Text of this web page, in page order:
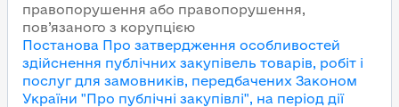
правопорушення або правопорушення,
пов’язаного з корупцією
Постанова Про затвердження особливостей
здійснення публічних закупівель товарів, робіт і
послуг для замовників, передбачених Законом
України "Про публічні закупівлі", на період дії